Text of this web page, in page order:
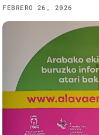
FEBRERO 26, 2026